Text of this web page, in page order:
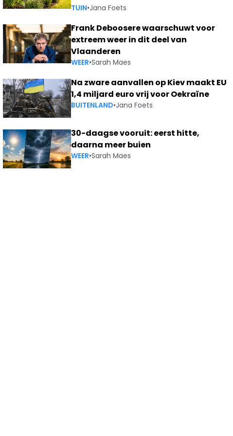
TUIN•Jana Foets
Frank Deboosere waarschuwt voor
extreem weer in dit deel van
Vlaanderen
WEER•Sarah Maes
Na zware aanvallen op Kiev maakt EU
1,4 miljard euro vrij voor Oekraïne
BUITENLAND•Jana Foets
30-daagse vooruit: eerst hitte,
daarna meer buien
WEER•Sarah Maes